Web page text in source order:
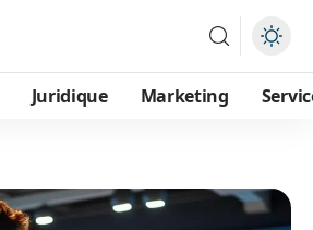
Juridique Marketing